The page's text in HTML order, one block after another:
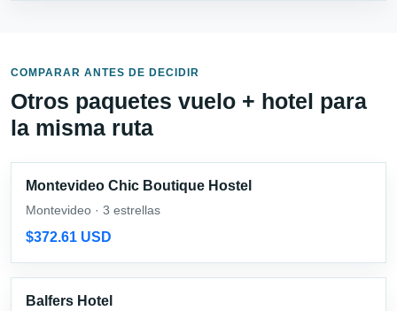
COMPARAR ANTES DE DECIDIR
Otros paquetes vuelo + hotel para
la misma ruta
Montevideo Chic Boutique Hostel
Montevideo · 3 estrellas
$372.61 USD
Balfers Hotel